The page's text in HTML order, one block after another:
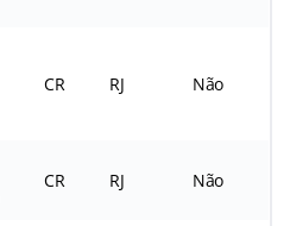
CR RJ Não
CR RJ Não